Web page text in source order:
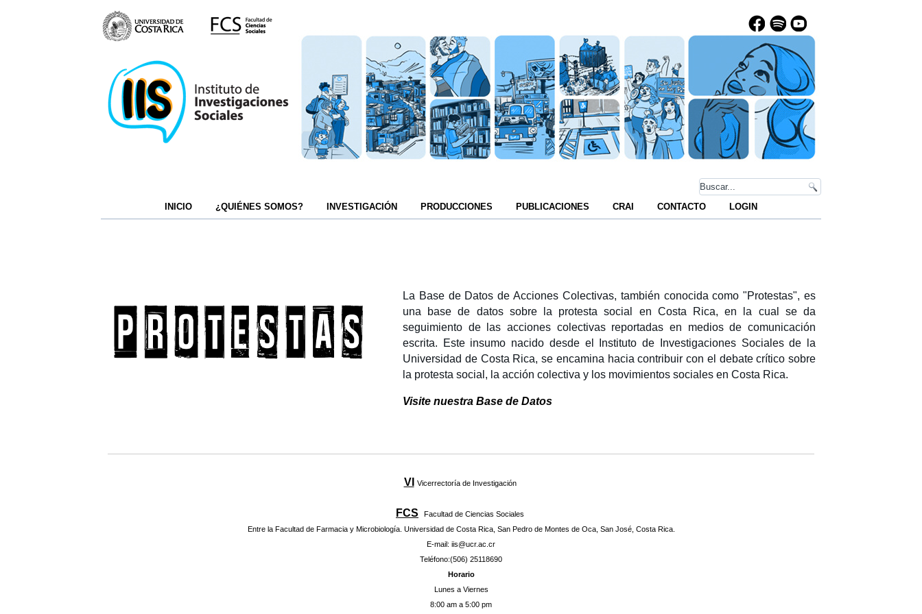
INICIO ¿QUIÉNES SOMOS? INVESTIGACIÓN PRODUCCIONES PUBLICACIONES CRAI CONTACTO LOGIN
La Base de Datos de Acciones Colectivas, también conocida como "Protestas", es
una base de datos sobre la protesta social en Costa Rica, en la cual se da
seguimiento de las acciones colectivas reportadas en medios de comunicación
escrita. Este insumo nacido desde el Instituto de Investigaciones Sociales de la
Universidad de Costa Rica, se encamina hacia contribuir con el debate crítico sobre
la protesta social, la acción colectiva y los movimientos sociales en Costa Rica.
Visite nuestra Base de Datos
VI Vicerrectoría de Investigación
FCS
Facultad de Ciencias Sociales
Entre la Facultad de Farmacia y Microbiología. Universidad de Costa Rica, San Pedro de Montes de Oca, San José, Costa Rica.
E-mail: iis@ucr.ac.cr
Teléfono:(506) 25118690
Horario
Lunes a Viernes
8:00 am a 5:00 pm